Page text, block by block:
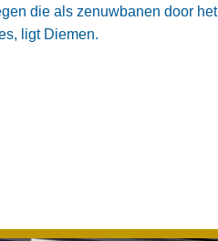
die als zenuwbanen door het
ligt Diemen.